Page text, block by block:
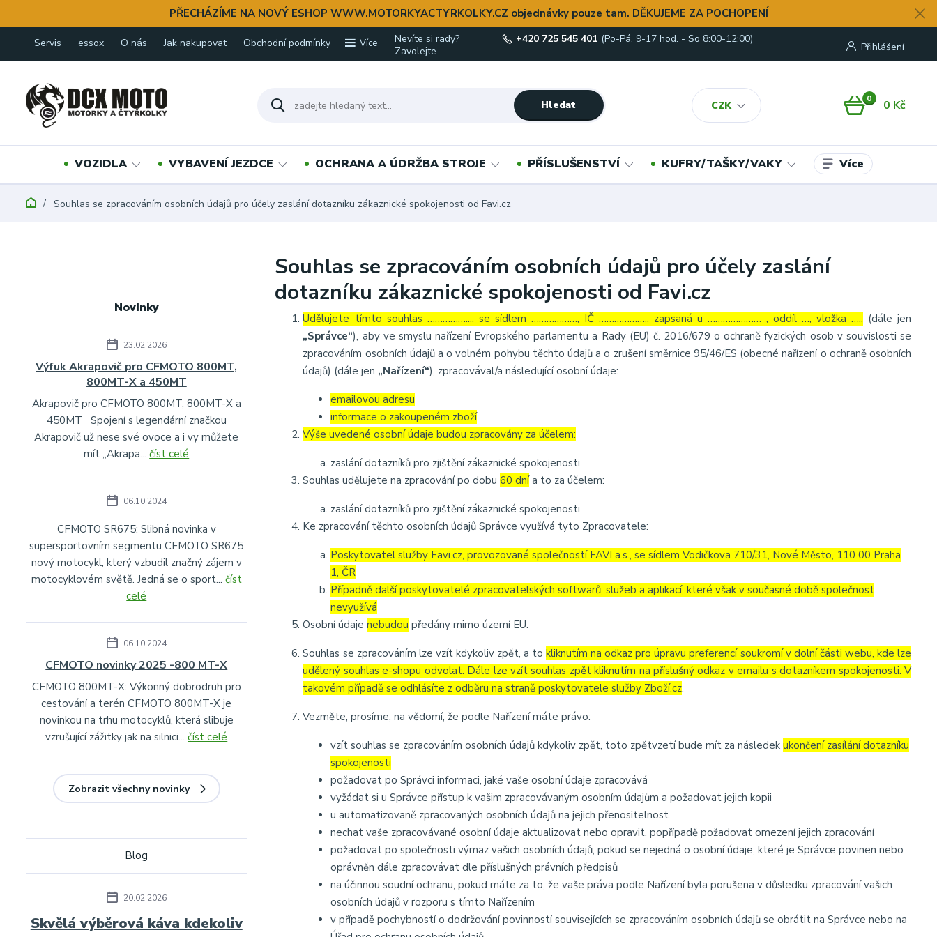
PŘECHÁZÍME NA NOVÝ ESHOP WWW.MOTORKYACTYRKOLKY.CZ objednávky pouze tam. DĚKUJEME ZA POCHOPENÍ
Servis essox O nás Jak nakupovat Obchodní podmínky Více
CZK
Přihlášení
Hledat
Nevíte si rady?
Zavolejte.
+420 725 545 401 (Po-Pá, 9-17 hod. - So 8:00-12:00)
0 0 Kč
VOZIDLA VYBAVENÍ JEZDCE OCHRANA A ÚDRŽBA STROJE PŘÍSLUŠENSTVÍ KUFRY/TAŠKY/VAKY Více
Souhlas se zpracováním osobních údajů pro účely zaslání dotazníku zákaznické spokojenosti od Favi.cz
Novinky
23.02.2026
Výfuk Akrapovič pro CFMOTO 800MT,
800MT-X a 450MT
Akrapovič pro CFMOTO 800MT, 800MT-X a
450MT Spojení s legendární značkou
Akrapovič už nese své ovoce a i vy můžete
mít „Akrapa...číst celé
06.10.2024
CFMOTO SR675: Slibná novinka v
supersportovním segmentu CFMOTO SR675
nový motocykl, který vzbudil značný zájem v
motocyklovém světě. Jedná se o sport... číst
celé
06.10.2024
CFMOTO novinky 2025 -800 MT-X
CFMOTO 800MT-X: Výkonný dobrodruh pro
cestování a terén CFMOTO 800MT-X je
novinkou na trhu motocyklů, která slibuje
vzrušující zážitky jak na silnici...číst celé
Zobrazit všechny novinky
Blog
20.02.2026
Skvělá výběrová káva kdekoliv
Souhlas se zpracováním osobních údajů pro účely zaslání
dotazníku zákaznické spokojenosti od Favi.cz
Udělujete tímto souhlas ……………..., se sídlem ………………, IČ ………………., zapsaná u ………………… , oddíl …, vložka ….. (dále jen
„Správce“), aby ve smyslu nařízení Evropského parlamentu a Rady (EU) č. 2016/679 o ochraně fyzických osob v souvislosti se
zpracováním osobních údajů a o volném pohybu těchto údajů a o zrušení směrnice 95/46/ES (obecné nařízení o ochraně osobních
údajů) (dále jen „Nařízení“), zpracovával/a následující osobní údaje:
emailovou adresu
informace o zakoupeném zboží
Výše uvedené osobní údaje budou zpracovány za účelem:
zaslání dotazníků pro zjištění zákaznické spokojenosti
Souhlas udělujete na zpracování po dobu60 dnía to za účelem:
zaslání dotazníků pro zjištění zákaznické spokojenosti
Ke zpracování těchto osobních údajů Správce využívá tyto Zpracovatele:
Poskytovatel služby Favi.cz, provozované společností FAVI a.s., se sídlem Vodičkova 710/31, Nové Město, 110 00 Praha
1, ČR
Případně další poskytovatelé zpracovatelských softwarů, služeb a aplikací, které však v současné době společnost
nevyužívá
Osobní údajenebudou předány mimo území EU.
Souhlas se zpracováním lze vzít kdykoliv zpět, a tokliknutím na odkaz pro úpravu preferencí soukromí v dolní části webu, kde lze
udělený souhlas e-shopu odvolat. Dále lze vzít souhlas zpět kliknutím na příslušný odkaz v emailu s dotazníkem spokojenosti. V
takovém případě se odhlásíte z odběru na straně poskytovatele služby Zboží.cz.
Vezměte, prosíme, na vědomí, že podle Nařízení máte právo:
vzít souhlas se zpracováním osobních údajů kdykoliv zpět, toto zpětvzetí bude mít za následekukončení zasílání dotazníku
spokojenosti
požadovat po Správci informaci, jaké vaše osobní údaje zpracovává
vyžádat si u Správce přístup k vašim zpracovávaným osobním údajům a požadovat jejich kopii
u automatizovaně zpracovaných osobních údajů na jejich přenositelnost
nechat vaše zpracovávané osobní údaje aktualizovat nebo opravit, popřípadě požadovat omezení jejich zpracování
požadovat po společnosti výmaz vašich osobních údajů, pokud se nejedná o osobní údaje, které je Správce povinen nebo
oprávněn dále zpracovávat dle příslušných právních předpisů
na účinnou soudní ochranu, pokud máte za to, že vaše práva podle Nařízení byla porušena v důsledku zpracování vašich
osobních údajů v rozporu s tímto Nařízením
v případě pochybností o dodržování povinností souvisejících se zpracováním osobních údajů se obrátit na Správce nebo na